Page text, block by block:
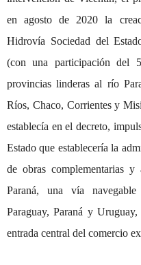
en agosto de 2020 la
Hidrovía Sociedad del
(con una participación del
provincias linderas al río
Ríos, Chaco, Corrientes y
establecía en el decreto,
Estado que establecería la
de obras complementarias
Paraná, una vía
Paraguay, Paraná y
entrada central del comercio